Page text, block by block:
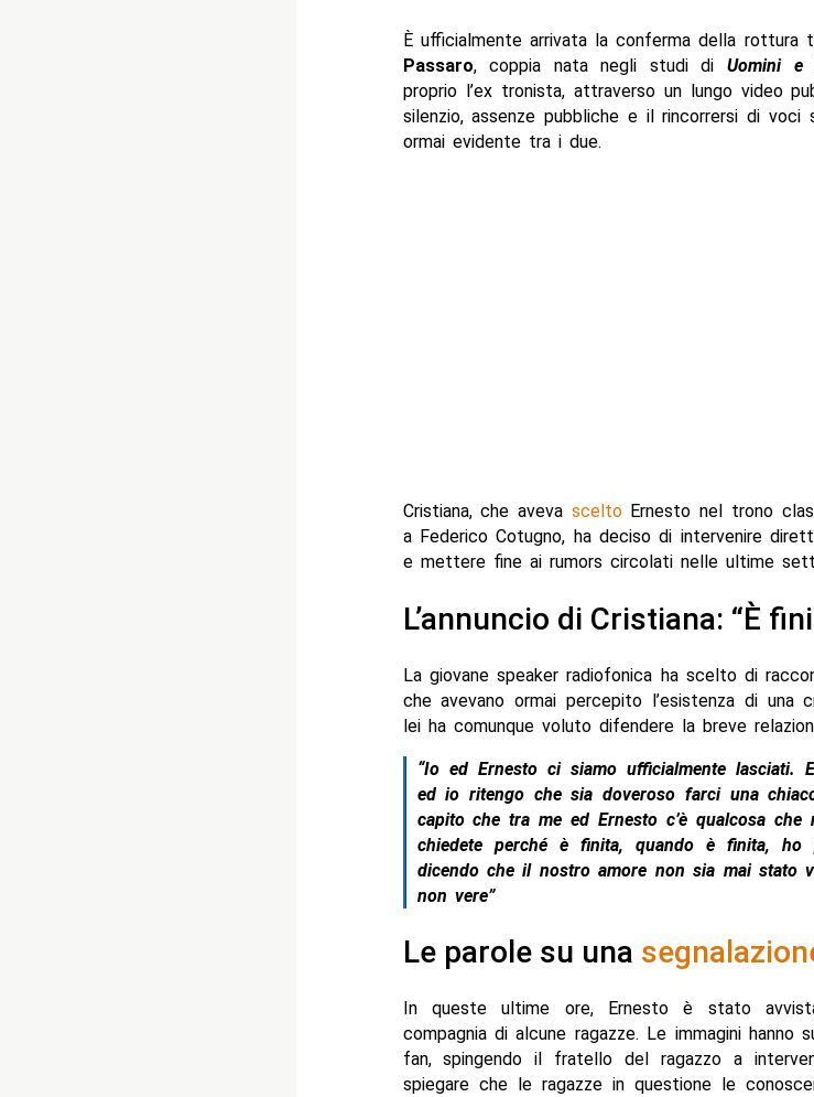
È ufficialmente arrivata la conferma della rottura
Passaro, coppia nata negli studi di Uomini e
proprio l’ex tronista, attraverso un lungo video
silenzio, assenze pubbliche e il rincorrersi di voci
ormai evidente tra i due.
Cristiana, che aveva sceltoErnesto nel trono
a Federico Cotugno, ha deciso di intervenire
e mettere fine ai rumors circolati nelle ultime
L’annuncio di Cristiana: “È
La giovane speaker radiofonica ha scelto di
che avevano ormai percepito l’esistenza di
lei ha comunque voluto difendere la breve
“Io ed Ernesto ci siamo ufficialmente lasciati.
ed io ritengo che sia doveroso farci una
capito che tra me ed Ernesto c’è qualcosa
chiedete perché è finita, quando è finita, ho
dicendo che il nostro amore non sia mai stato
non vere”
Le parole su una
In queste ultime ore, Ernesto è stato
compagnia di alcune ragazze. Le immagini
fan, spingendo il fratello del ragazzo a
spiegare che le ragazze in questione le